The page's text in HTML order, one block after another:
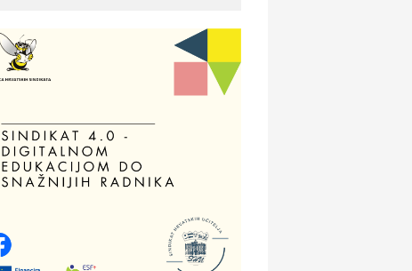
Hotel Vila Ružica Crikvenica
Odmor
Villa Baranja – popust na smještaj
Povoljnosti
Optika Adrialeće – online i fizičke
optike